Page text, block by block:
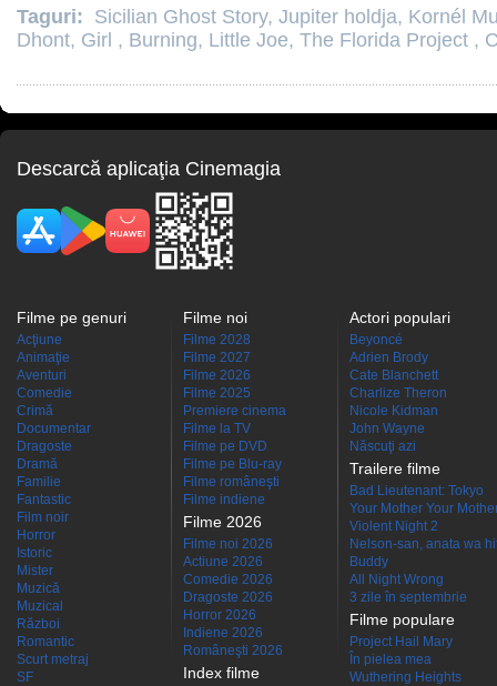
Taguri: Sicilian Ghost Story, Jupiter holdja, Kornél
Dhont, Girl , Burning, Little Joe, The Florida Project ,
Descarcă aplicaţia Cinemagia
Filme pe genuri
Acţiune
Animaţie
Aventuri
Comedie
Crimă
Documentar
Dragoste
Dramă
Familie
Fantastic
Film noir
Horror
Istoric
Mister
Muzică
Muzical
Război
Romantic
Scurt metraj
SF
Filme noi
Filme 2028
Filme 2027
Filme 2026
Filme 2025
Premiere cinema
Filme la TV
Filme pe DVD
Filme pe Blu-ray
Filme româneşti
Filme indiene
Filme 2026
Filme noi 2026
Actiune 2026
Comedie 2026
Dragoste 2026
Horror 2026
Indiene 2026
Româneşti 2026
Index filme
Actori populari
Beyoncé
Adrien Brody
Cate Blanchett
Charlize Theron
Nicole Kidman
John Wayne
Născuţi azi
Trailere filme
Bad Lieutenant: Tokyo
Your Mother Your
Violent Night 2
Nelson-san, anata wa
Buddy
All Night Wrong
3 zile în septembrie
Filme populare
Project Hail Mary
În pielea mea
Wuthering Heights